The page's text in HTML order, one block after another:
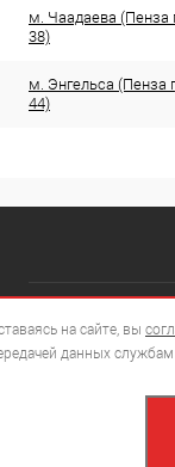
м. Чаадаева (Пенза
38)
м. Энгельса (Пенза
44)
на сайте, вы
данных службам